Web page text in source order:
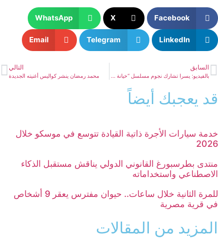
Facebook
X
WhatsApp
LinkedIn
Telegram
Email
السابق
بالفيديو: يسرا تشارك نجوم مسلسل “خيانة عهد” الرقص
التالي
محمد رمضان ينشر كواليس أغنيته الجديدة
قد يعجبك أيضاً
خدمة سيارات الأجرة ذاتية القيادة تتوسع في موسكو خلال
2026
منتدى بطرسبورغ القانوني الدولي يناقش مستقبل الذكاء
الاصطناعي واستخداماته
للمرة الثانية خلال ساعات.. حيوان مفترس يعقر 9 أشخاص
في قرية مصرية
المزيد من المقالات